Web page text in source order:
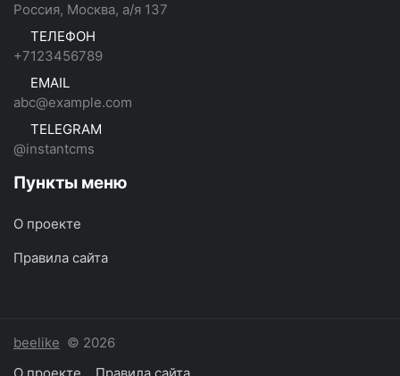
Россия, Москва, а/я 137
ТЕЛЕФОН
+7123456789
EMAIL
abc@example.com
TELEGRAM
@instantcms
Пункты меню
О проекте
Правила сайта
beelike © 2026